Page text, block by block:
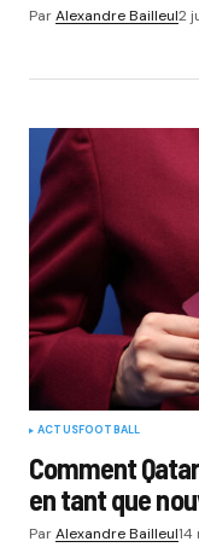
ParAlexandre Bailleul2
ACTUSFOOTBALL
Comment
en tant que
ParAlexandre Bailleul14